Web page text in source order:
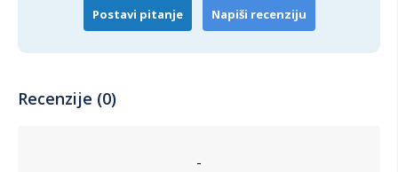
Postavi pitanje Napiši recenziju
Recenzije (0)
-